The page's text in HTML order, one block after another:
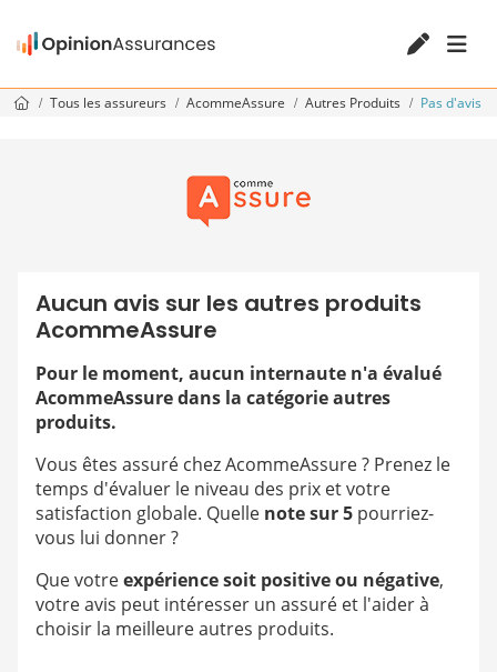
Tous les assureurs AcommeAssure Autres Produits Pas d'avis
Aucun avis sur les autres produits
AcommeAssure
Pour le moment, aucun internaute n'a évalué
AcommeAssure dans la catégorie autres
produits.
Vous êtes assuré chez AcommeAssure ? Prenez le
temps d'évaluer le niveau des prix et votre
satisfaction globale. Quelle note sur 5 pourriez-
vous lui donner ?
Que votreexpérience soit positive ou négative,
votre avis peut intéresser un assuré et l'aider à
choisir la meilleure autres produits.